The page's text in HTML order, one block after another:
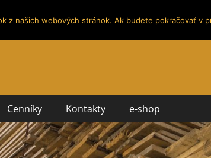
Cenníky Kontakty e-shop
z našich webových stránok. Ak budete pokračovať v